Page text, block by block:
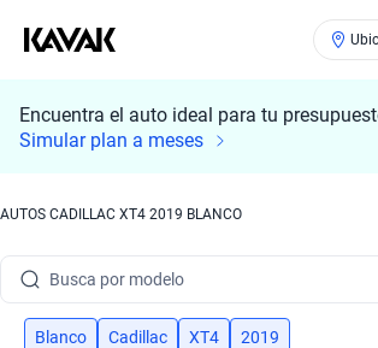
Encuentra el auto ideal para tu
Simular plan a meses
AUTOS CADILLAC XT4 2019 BLANCO
Busca por modelo
Busca por versión
Blanco Cadillac XT4 2019